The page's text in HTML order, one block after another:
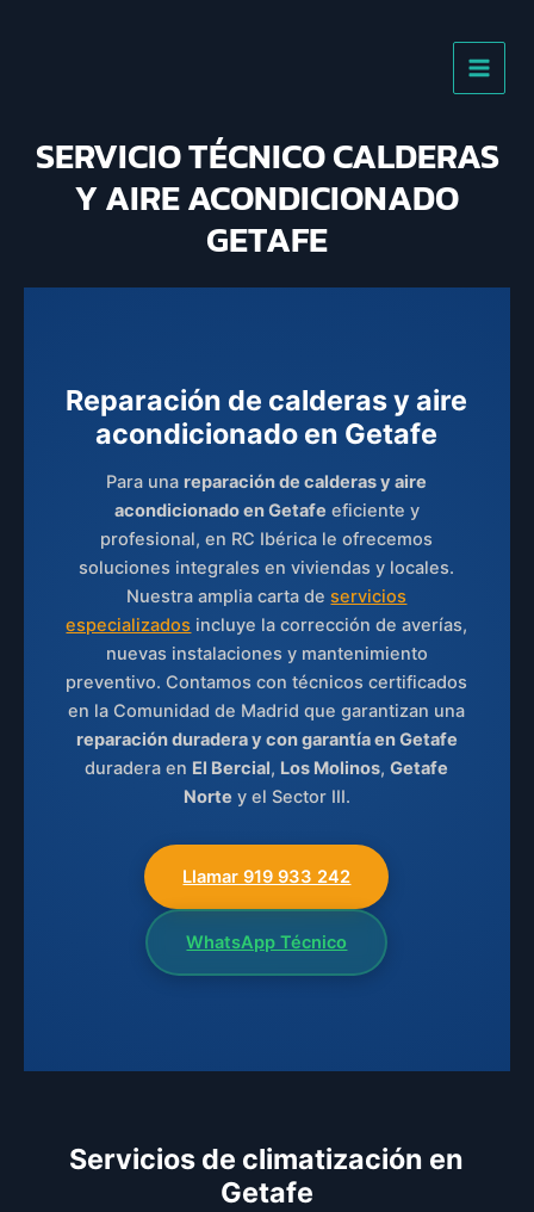
SERVICIO TÉCNICO CALDERAS
Y AIRE ACONDICIONADO
GETAFE
Reparación de calderas y aire
acondicionado en Getafe
Para una reparación de calderas y aire
acondicionado en Getafe eficiente y
profesional, en RC Ibérica le ofrecemos
soluciones integrales en viviendas y locales.
Nuestra amplia carta deservicios
especializados incluye la corrección de averías,
nuevas instalaciones y mantenimiento
preventivo. Contamos con técnicos certificados
en la Comunidad de Madrid que garantizan una
reparación duradera y con garantía en Getafe
duradera en El Bercial, Los Molinos,Getafe
Norte y el Sector III.
Llamar 919 933 242
WhatsApp Técnico
Servicios de climatización en
Getafe